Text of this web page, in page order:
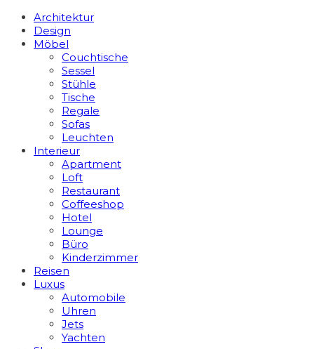
Architektur
Design
Möbel
Couchtische
Sessel
Stühle
Tische
Regale
Sofas
Leuchten
Interieur
Apart­ment
Loft
Restaurant
Coffeeshop
Hotel
Lounge
Büro
Kinderzimmer
Reisen
Luxus
Automobile
Uhren
Jets
Yachten